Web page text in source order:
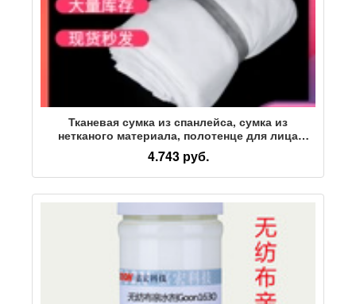
Тканевая сумка из спанлейса, сумка из
нетканого материала, полотенце для лица
простого плетения, подгузники, влажные
салфетки, впитывающие и липкие,
хлопчатобумажное полиэфирное волокно на
4.743 руб.